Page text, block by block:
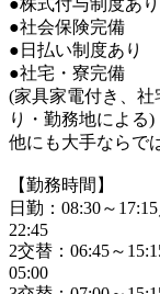
●社会保険完備
●日払い制度あり
●社宅・寮完備
(家具家電付き、
り・勤務地による)
他にも大手ならで
【勤務時間】
日勤：08:30～
22:45
2交替：06:45～
05:00